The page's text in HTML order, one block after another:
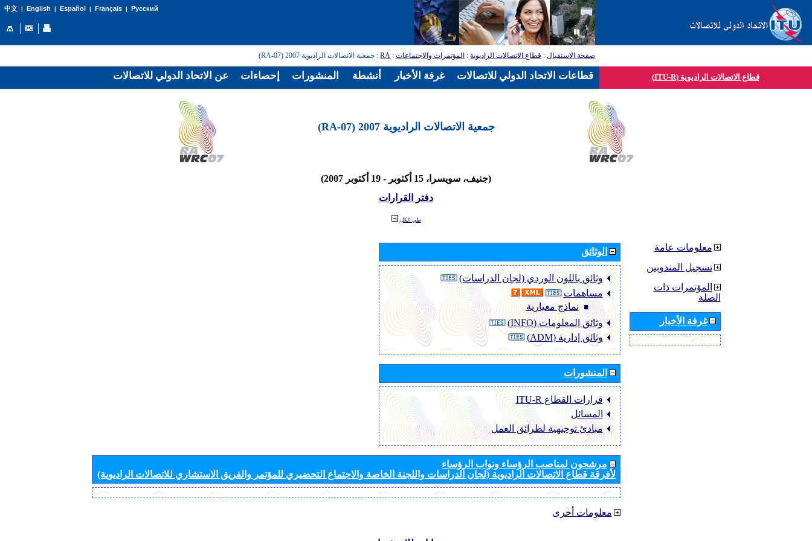
中文| English | Español | Français| Русский
صفحة الاستقبال: قطاع الاتصالات الراديوية: المؤتمرات والاجتماعات:
RA: جمعية الاتصالات الراديوية 2007 (RA-07)
قطاع الاتصالات الراديوية (ITU-R)
جمعية الاتصالات الراديوية 2007 (RA-07)
(جنيف، سويسرا، 15 أكتوبر - 19 أكتوبر 2007)
دفتر القرارات
طي الكل
الوثائق
وثائق باللون الوردي (لجان الدراسات)
مساهمات
نماذج معيارية
وثائق المعلومات (INFO)
وثائق إدارية (ADM)
المنشورات
قرارات القطاع ‏ITU-R
المسائل
مبادئ توجيهية لطرائق العمل
مرشحون لمناصب الرؤساء ونواب الرؤساء
لأفرقة قطاع الاتصالات الراديوية (لجان الدراسات واللجنة الخاصة والاجتماع التحضيري للمؤتمر والفريق الاستشاري للاتصالات الراديوية)
معلومات أخرى
معلومات عامة
تسجيل المندوبين
المؤتمرات ذات
الصلة
غرفة الأخبار
عن الاتحاد الدولي للاتصالات إحصاءات المنشورات أنشطة غرفة الأخبار قطاعات الاتحاد الدولي للاتصالات